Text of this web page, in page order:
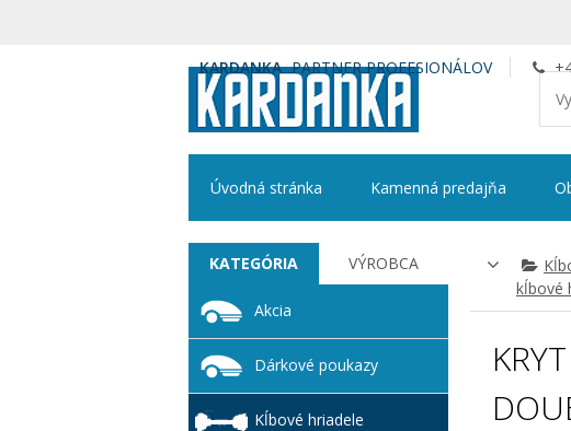
KARDANKA PARTNER PROFESIONÁLOV
Úvodná stránka Kamenná predajňa
kĺbové
KATEGÓRIA VÝROBCA
Akcia
Dárkové poukazy
Kĺbové hriadele